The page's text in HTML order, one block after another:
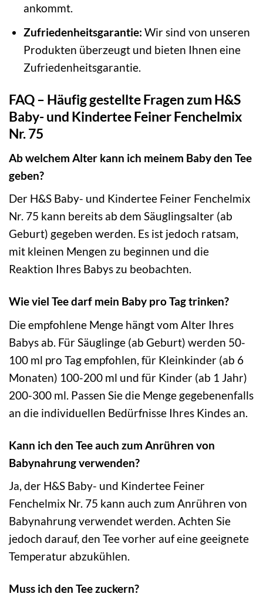
ankommt.
Zufriedenheitsgarantie: Wir sind von unseren
Produkten überzeugt und bieten Ihnen eine
Zufriedenheitsgarantie.
FAQ – Häufig gestellte Fragen zum H&S
Baby- und Kindertee Feiner Fenchelmix
Nr. 75
Ab welchem Alter kann ich meinem Baby den Tee
geben?
Der H&S Baby- und Kindertee Feiner Fenchelmix
Nr. 75 kann bereits ab dem Säuglingsalter (ab
Geburt) gegeben werden. Es ist jedoch ratsam,
mit kleinen Mengen zu beginnen und die
Reaktion Ihres Babys zu beobachten.
Wie viel Tee darf mein Baby pro Tag trinken?
Die empfohlene Menge hängt vom Alter Ihres
Babys ab. Für Säuglinge (ab Geburt) werden 50-
100 ml pro Tag empfohlen, für Kleinkinder (ab 6
Monaten) 100-200 ml und für Kinder (ab 1 Jahr)
200-300 ml. Passen Sie die Menge gegebenenfalls
an die individuellen Bedürfnisse Ihres Kindes an.
Kann ich den Tee auch zum Anrühren von
Babynahrung verwenden?
Ja, der H&S Baby- und Kindertee Feiner
Fenchelmix Nr. 75 kann auch zum Anrühren von
Babynahrung verwendet werden. Achten Sie
jedoch darauf, den Tee vorher auf eine geeignete
Temperatur abzukühlen.
Muss ich den Tee zuckern?